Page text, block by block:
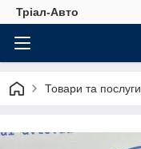
Тріал-Авто
Товари та послуги